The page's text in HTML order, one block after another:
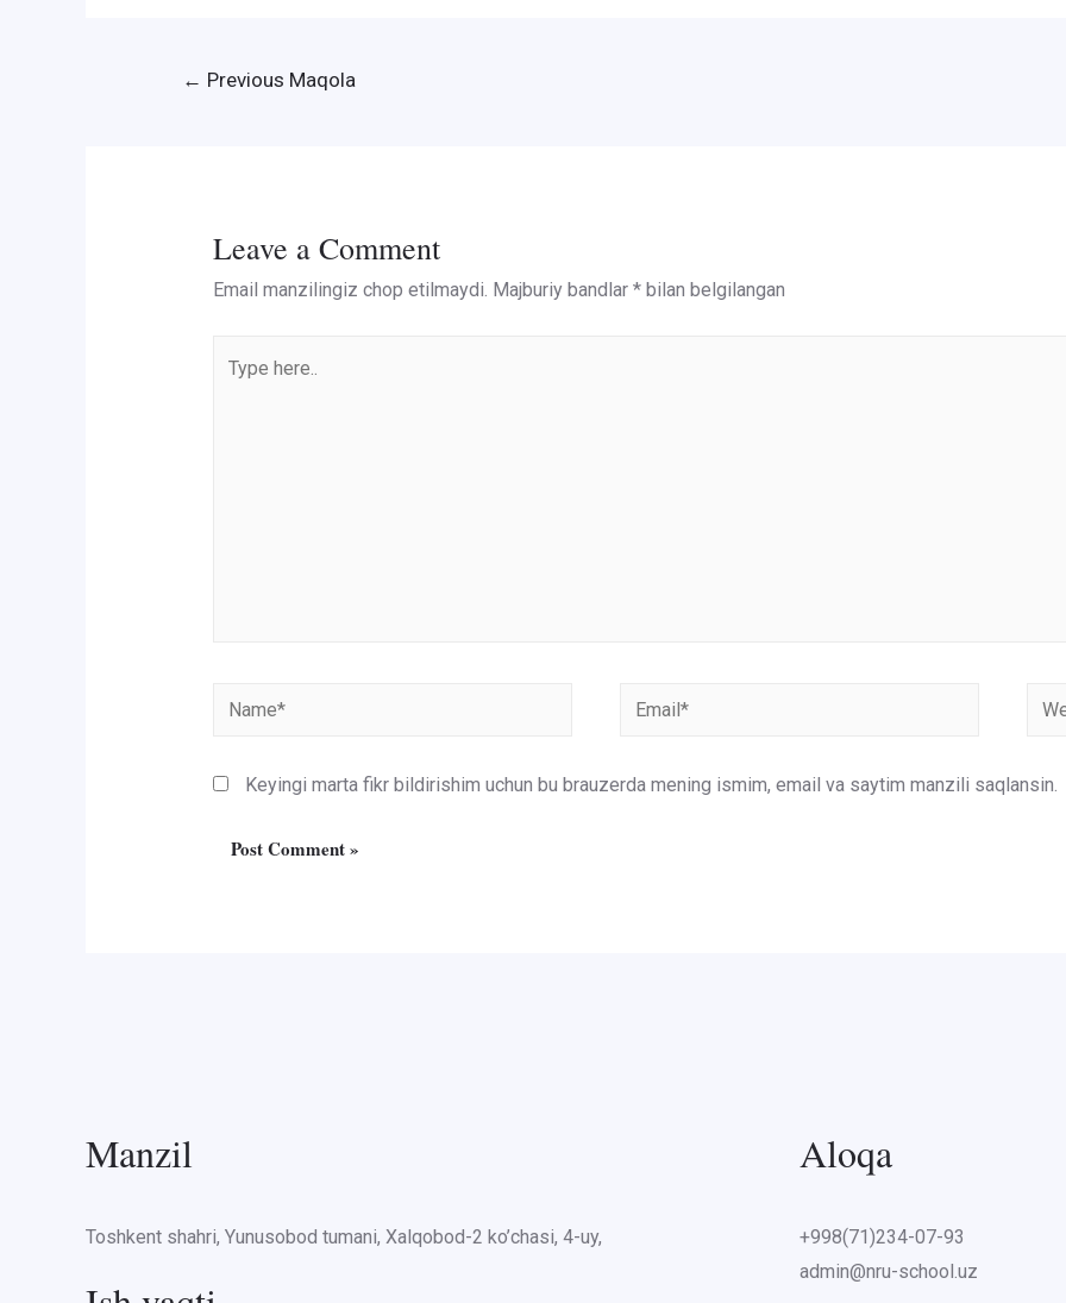
← Previous Maqola
Leave a Comment
Email manzilingiz chop etilmaydi. Majburiy bandlar *bilan belgilangan
here..
Name* Email*
Keyingi marta fikr bildirishim uchun bu brauzerda mening ismim, email va saytim manzili saqlansin.
Manzil
Toshkent shahri, Yunusobod tumani, Xalqobod-2 ko’chasi, 4-uy,
Aloqa
+998(71)234-07-93
admin@nru-school.uz